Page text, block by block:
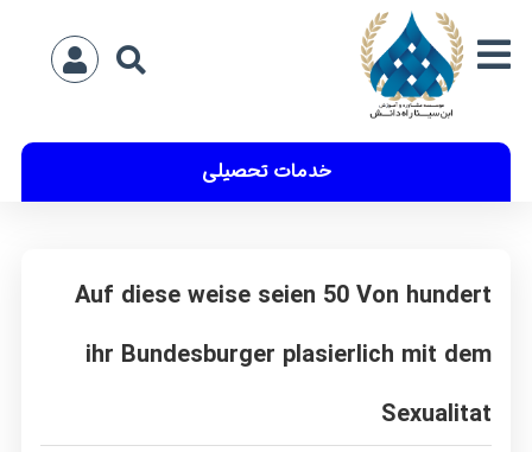
خدمات تحصیلی
Auf diese weise seien 50 Von hundert
ihr Bundesburger plasierlich mit dem
Sexualitat